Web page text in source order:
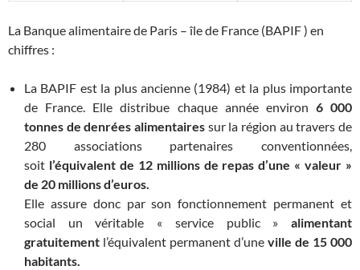
La Banque alimentaire de Paris – île de France (BAPIF ) en
chiffres :
La BAPIF est la plus ancienne (1984) et la plus importante
de France. Elle distribue chaque année environ 6 000
tonnes de denrées alimentaires sur la région au travers de
280 associations partenaires conventionnées,
soit l’équivalent de 12 millions de repas d’une « valeur »
de 20 millions d’euros.
Elle assure donc par son fonctionnement permanent et
social un véritable « service public » alimentant
gratuitement l’équivalent permanent d’une ville de 15 000
habitants.